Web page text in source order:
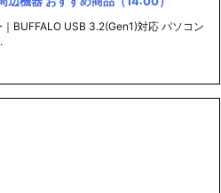
BUFFALO USB 3.2(Gen1)対応 パソコン